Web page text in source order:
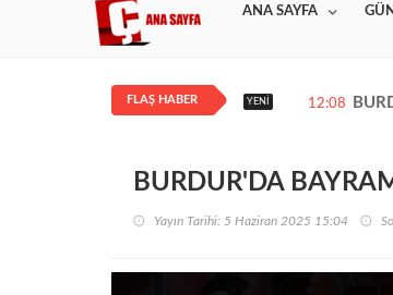
ANA SAYFA
FLAŞ HABER YENI 12:08
BURDUR'DA
Yayın Tarihi: 5 Haziran 2025 15:04